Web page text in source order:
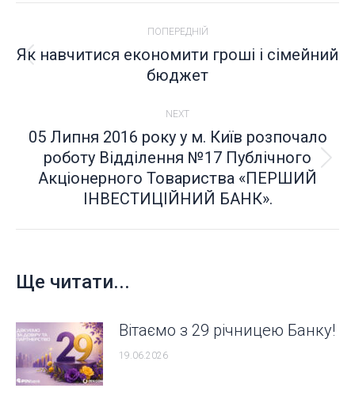
NAVIGATION
ПОПЕРЕДНІЙ
Попередній
Як навчитися економити гроші і сімейний
бюджет
NEXT
Next
post:
05 Липня 2016 року у м. Київ розпочало
роботу Відділення №17 Публічного
Акціонерного Товариства «ПЕРШИЙ
ІНВЕСТИЦІЙНИЙ БАНК».
Ще читати...
Вітаємо з 29 річницею Банку!
19.06.2026